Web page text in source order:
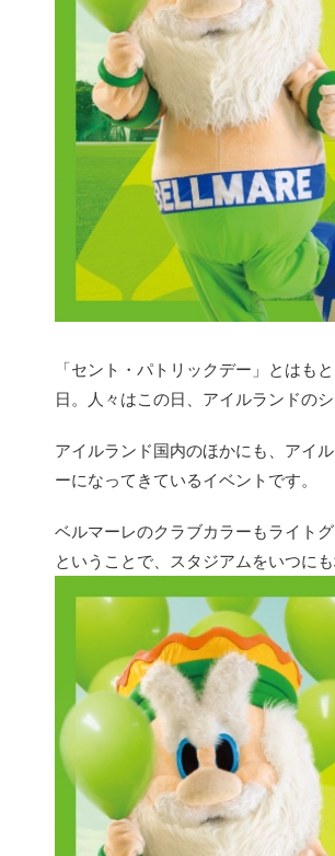
「セント・パトリックデー」とはも
日。人々はこの日、アイルランドの
アイルランド国内のほかにも、アイ
ーになってきているイベントです。
ベルマーレのクラブカラーもライトグ
ということで、スタジアムをいつに